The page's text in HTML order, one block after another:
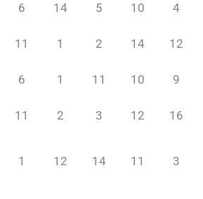
6 14 5 10 4
11 1 2 14 12
6 1 11 10 9
11 2 3 12 16
1 12 14 11 3